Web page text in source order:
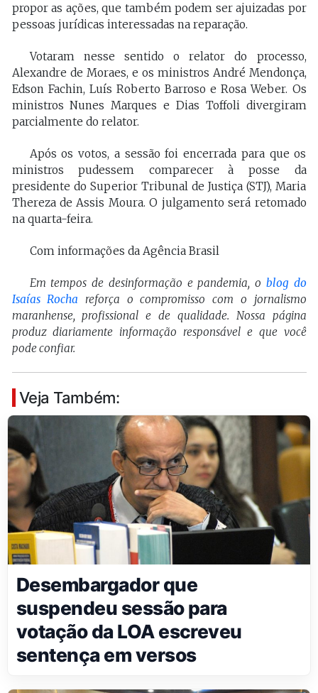
propor as ações, que também podem ser ajuizadas por
pessoas jurídicas interessadas na reparação.
Votaram nesse sentido o relator do processo,
Alexandre de Moraes, e os ministros André Mendonça,
Edson Fachin, Luís Roberto Barroso e Rosa Weber. Os
ministros Nunes Marques e Dias Toffoli divergiram
parcialmente do relator.
Após os votos, a sessão foi encerrada para que os
ministros pudessem comparecer à posse da
presidente do Superior Tribunal de Justiça (STJ), Maria
Thereza de Assis Moura. O julgamento será retomado
na quarta-feira.
Com informações da Agência Brasil
Em tempos de desinformação e pandemia, o blog do
Isaías Rocha reforça o compromisso com o jornalismo
maranhense, profissional e de qualidade. Nossa página
produz diariamente informação responsável e que você
pode confiar.
Veja Também:
Desembargador que
suspendeu sessão para
votação da LOA escreveu
sentença em versos